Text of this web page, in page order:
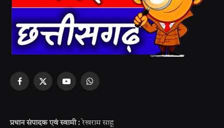
Facebook
X
YouTubeWhatsApp
प्रधान संपादक एवं स्वामी : रेखराम साहू